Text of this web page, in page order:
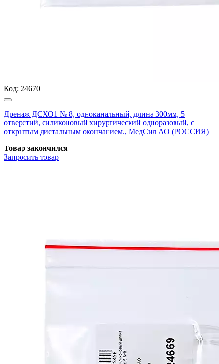
Код: 24670
Дренаж ДСХО1 № 8, одноканальный, длина 300мм, 5
отверстий, силиконовый хирургический одноразовый, с
открытым дистальным окончанием., МедСил АО (РОССИЯ)
Товар закончился
Запросить товар